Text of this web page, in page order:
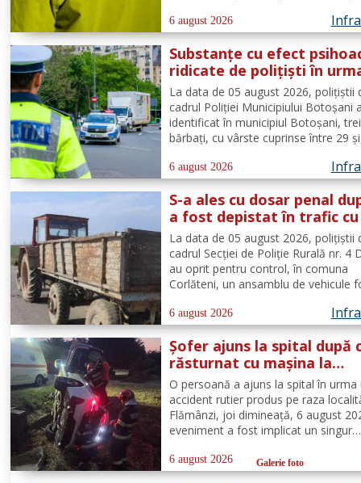
de către angajatorii care desfășoară
activități în domeniul Industria
cod CAEN 10....
6 august 2026
Substanțe cu efect
ridicate de polițiști în
unui control corporal
La data de 05 august 2026, polițiștii
cadrul Poliției Municipiului Botoșani
identificat în municipiul Botoșani, trei
bărbați, cu vârste cuprinse între 29
asupra lor substanțe psihoactive. În
efectuării controlului corporal asupra
unuia...
6 august 2026
S-a ales cu dosar penal
a fost depistat în trafic cu
remorcă neînmatriculată
La data de 05 august 2026, polițiștii
cadrul Secției de Poliție Rurală nr. 4
au oprit pentru control, în comuna
Corlăteni, un ansamblu de vehicule
condus de către un bărbat, de 58 de
comuna Corlăteni. În urma
efectuate...
6 august 2026
Șofer ajuns la spital după
răsturnat cu mașina la
Flămânzi
O persoană a ajuns la spital în urma
accident rutier produs pe raza
Flămânzi, joi dimineață, 6 august
eveniment a fost implicat un singur
timp, pompierii din cadrul Punctului de
Lucru Flămânzi, cu o autospecială
6 august 2026 Galerie foto